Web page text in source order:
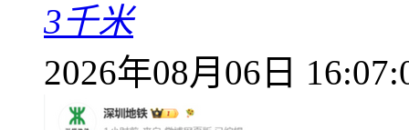
3千米
2026年08月06日